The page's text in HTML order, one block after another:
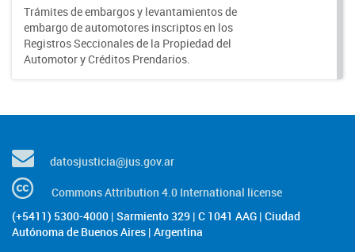
Trámites de embargos y levantamientos de
embargo de automotores inscriptos en los
Registros Seccionales de la Propiedad del
Automotor y Créditos Prendarios.
datosjusticia@jus.gov.ar
Commons Attribution 4.0 International license
(+5411) 5300-4000 | Sarmiento 329 | C 1041 AAG | Ciudad
Autónoma de Buenos Aires | Argentina